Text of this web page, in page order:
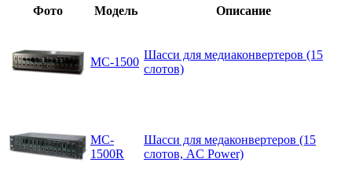
Фото
Модель Описание
MC-1500
Шасси для медиаконвертеров (15
слотов)
MC-
1500R
Шасси для медаконвертеров (15
слотов, AC Power)